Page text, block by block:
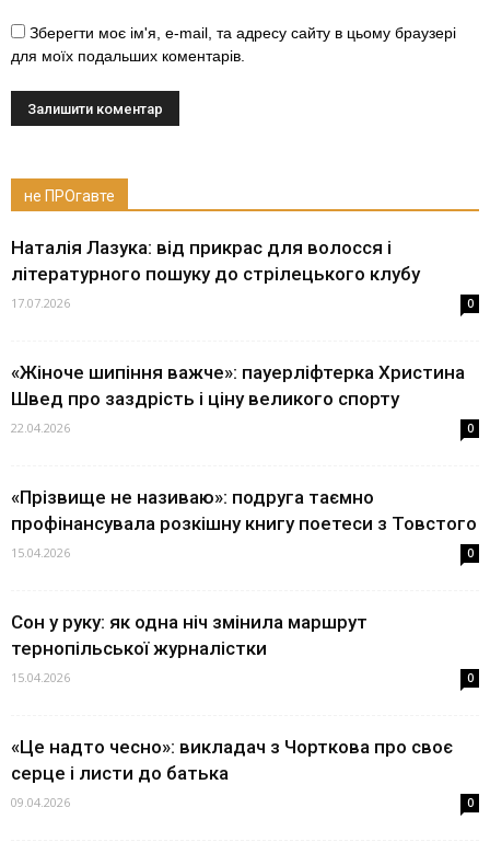
Зберегти моє ім'я, e-mail, та адресу сайту в цьому браузері
для моїх подальших коментарів.
не ПРОгавте
Наталія Лазука: від прикрас для волосся і
літературного пошуку до стрілецького клубу
17.07.2026 0
«Жіноче шипіння важче»: пауерліфтерка Христина
Швед про заздрість і ціну великого спорту
22.04.2026 0
«Прізвище не називаю»: подруга таємно
профінансувала розкішну книгу поетеси з Товстого
15.04.2026 0
Сон у руку: як одна ніч змінила маршрут
тернопільської журналістки
15.04.2026 0
«Це надто чесно»: викладач з Чорткова про своє
серце і листи до батька
09.04.2026 0